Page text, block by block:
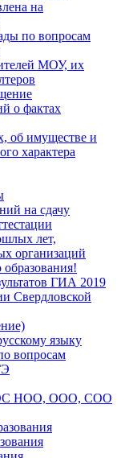
на
по вопросам
МОУ, их
о фактах
об имуществе и
характера
на сдачу
лет,
организаций
образования!
ГИА 2019
Свердловской
языку
вопросам
НОО, ООО, СОО